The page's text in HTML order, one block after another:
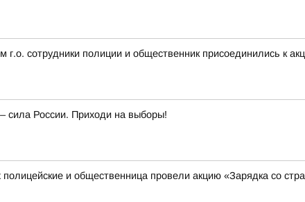
г.о. сотрудники полиции и общественник присоединились к
сила России. Приходи на выборы!
и общественница провели акцию «Зарядка со